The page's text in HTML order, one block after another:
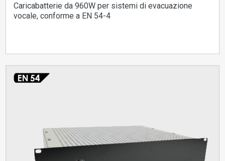
Caricabatterie da 960W per sistemi di evacuazione
vocale, conforme a EN 54-4